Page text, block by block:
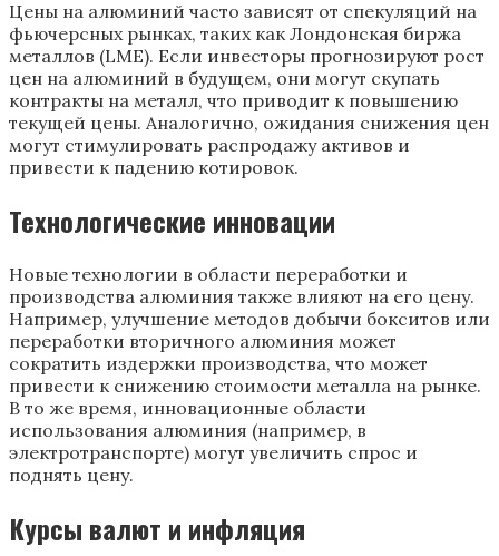
Цены на алюминий часто зависят от спекуляций на
фьючерсных рынках, таких как Лондонская биржа
металлов (LME). Если инвесторы прогнозируют рост
цен на алюминий в будущем, они могут скупать
контракты на металл, что приводит к повышению
текущей цены. Аналогично, ожидания снижения цен
могут стимулировать распродажу активов и
привести к падению котировок.
Технологические инновации
Новые технологии в области переработки и
производства алюминия также влияют на его цену.
Например, улучшение методов добычи бокситов или
переработки вторичного алюминия может
сократить издержки производства, что может
привести к снижению стоимости металла на рынке.
В то же время, инновационные области
использования алюминия (например, в
электротранспорте) могут увеличить спрос и
поднять цену.
Курсы валют и инфляция